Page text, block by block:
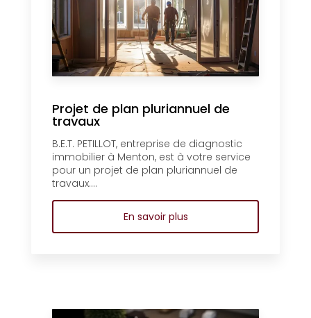
Projet de plan pluriannuel de
travaux
B.E.T. PETILLOT, entreprise de diagnostic
immobilier à Menton, est à votre service
pour un projet de plan pluriannuel de
travaux....
En savoir plus